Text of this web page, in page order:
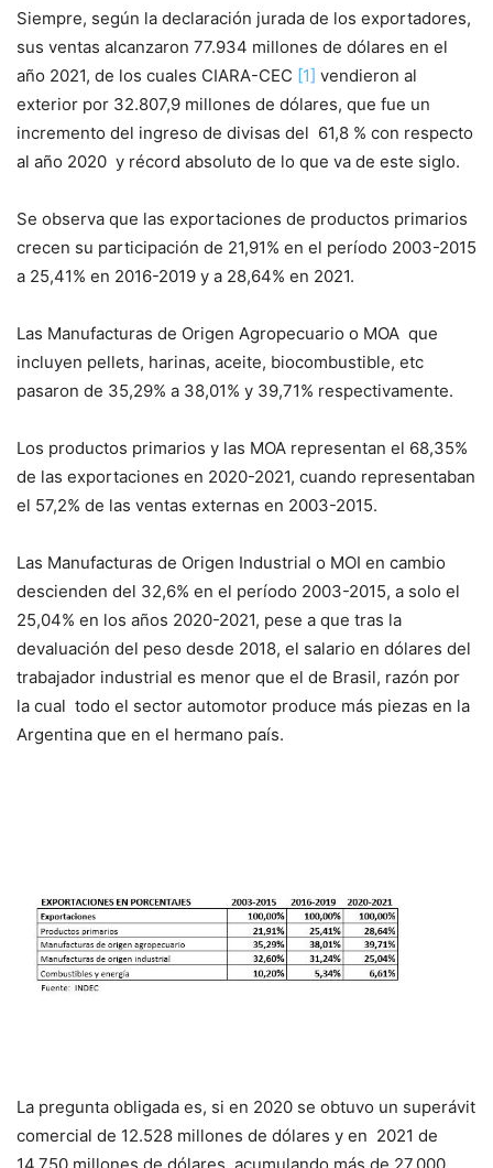
Siempre, según la declaración jurada de los exportadores,
sus ventas alcanzaron 77.934 millones de dólares en el
año 2021, de los cuales CIARA-CEC [1] vendieron al
exterior por 32.807,9 millones de dólares, que fue un
incremento del ingreso de divisas del 61,8 % con respecto
al año 2020 y récord absoluto de lo que va de este siglo.
Se observa que las exportaciones de productos primarios
crecen su participación de 21,91% en el período 2003-2015
a 25,41% en 2016-2019 y a 28,64% en 2021.
Las Manufacturas de Origen Agropecuario o MOA que
incluyen pellets, harinas, aceite, biocombustible, etc
pasaron de 35,29% a 38,01% y 39,71% respectivamente.
Los productos primarios y las MOA representan el 68,35%
de las exportaciones en 2020-2021, cuando representaban
el 57,2% de las ventas externas en 2003-2015.
Las Manufacturas de Origen Industrial o MOI en cambio
descienden del 32,6% en el período 2003-2015, a solo el
25,04% en los años 2020-2021, pese a que tras la
devaluación del peso desde 2018, el salario en dólares del
trabajador industrial es menor que el de Brasil, razón por
la cual todo el sector automotor produce más piezas en la
Argentina que en el hermano país.
La pregunta obligada es, si en 2020 se obtuvo un superávit
comercial de 12.528 millones de dólares y en 2021 de